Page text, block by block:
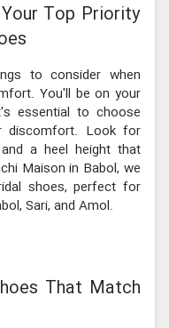
Top Priority
to consider when
You'll be on your
essential to choose
discomfort. Look for
a heel height that
Maison in Babol, we
shoes, perfect for
Sari, and Amol.
That Match